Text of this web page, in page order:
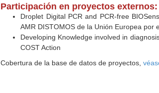
Participación en proyectos externos:
Droplet Digital PCR and PCR-free
AMR DISTOMOS de la Unión Europea por
Developing Knowledge involved in
COST Action
Cobertura de la base de datos de proyectos,